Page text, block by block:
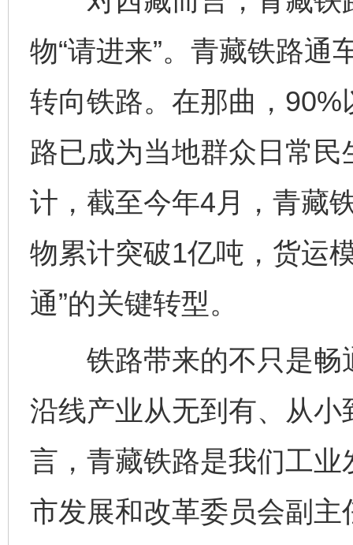
物“请进来”。青藏铁路通
转向铁路。在那曲，
路已成为当地群众日常
计，截至今年4月，青藏
物累计突破1亿吨，货运
通”的关键转型。
铁路带来的不只是畅
沿线产业从无到有、从小
言，青藏铁路是我们工业
市发展和改革委员会副